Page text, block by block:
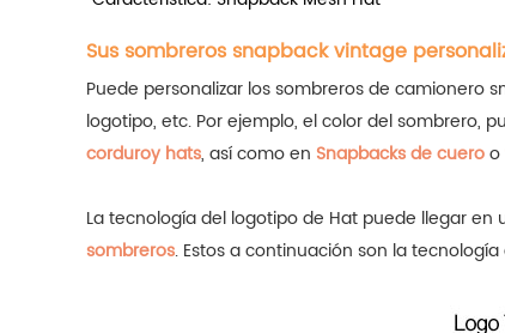
Sus sombreros snapback vintage
Puede personalizar los sombreros de camionero
logotipo, etc. Por ejemplo, el color del sombrero,
corduroy hats, así como en Snapbacks de cueroo
La tecnología del logotipo de Hat puede llegar en
sombreros. Estos a continuación son la